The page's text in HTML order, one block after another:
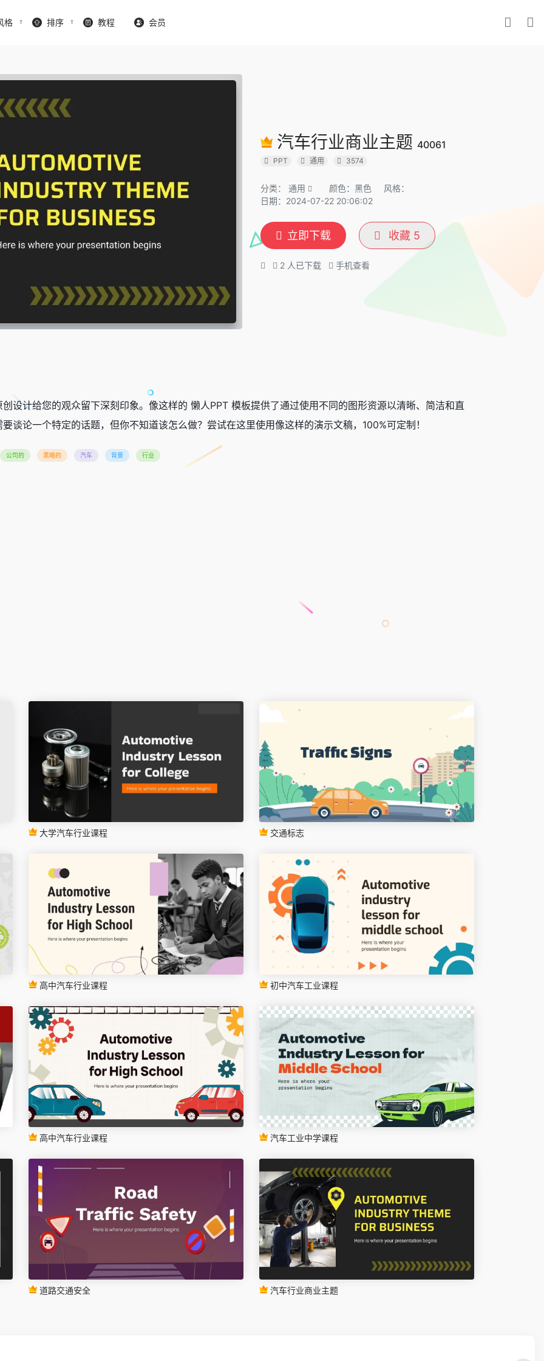
格 排序 教程 会员
汽车行业商业主题 40061
PPT 通用 3574
分类： 通用 颜色：黑色
风格：
日期：2024-07-22 20:06:02
立即下载 收藏 5
2 人已下载 手机查看
设计给您的观众留下深刻印象。像这样的 懒人PPT 模板提供了通过使用不同的图形资源以清晰、简洁和直
谈论一个特定的话题，但你不知道该怎么做？尝试在这里使用像这样的演示文稿，100%可定制！
公司的 黑暗的 汽车 背景 行业
大学汽车行业课程 交通标志
高中汽车行业课程 初中汽车工业课程
高中汽车行业课程 汽车工业中学课程
道路交通安全 汽车行业商业主题